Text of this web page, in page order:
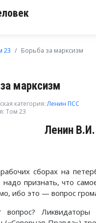
23 Борьба за марксизм
марксизм
категория:Ленин ПСС
Том 23
Ленин
сборах на
надо признать, что
ибо это — вопрос
вопрос?